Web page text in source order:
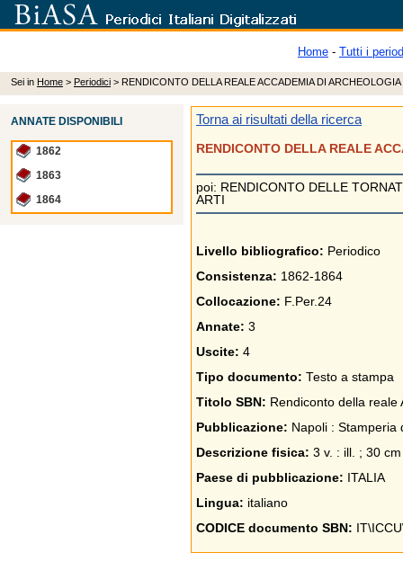
Home - Tutti i
Sei in Home > Periodici > RENDICONTO DELLA REALE ACCADEMIA DI
ANNATE DISPONIBILI
1862
1863
1864
Torna ai risultati della ricerca
RENDICONTO DELLA REALE
poi: RENDICONTO DELLE
ARTI
Livello bibliografico: Periodico
Consistenza: 1862-1864
Collocazione: F.Per.24
Annate: 3
Uscite: 4
Tipo documento: Testo a stampa
Titolo SBN: Rendiconto della
Pubblicazione: Napoli : Stamperia
Descrizione fisica: 3 v. : ill. ; 30 cm
Paese di pubblicazione: ITALIA
Lingua: italiano
CODICE documento SBN: